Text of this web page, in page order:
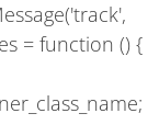
= function () {